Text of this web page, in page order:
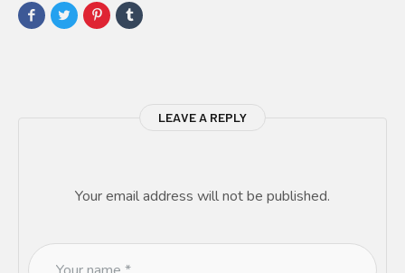
LEAVE A REPLY
Your email address will not be published.